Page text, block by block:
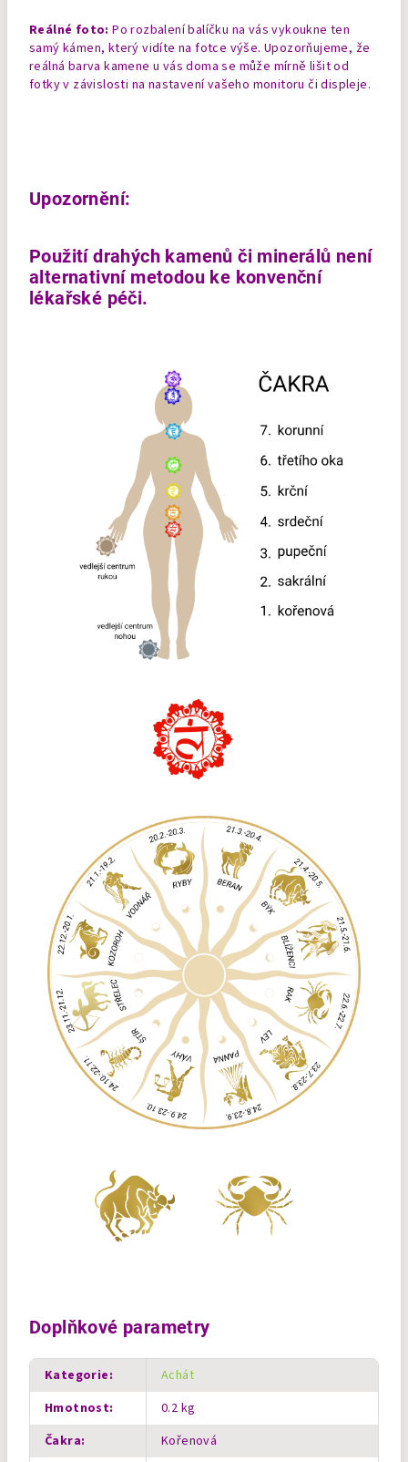
Reálné foto: Po rozbalení balíčku na vás vykoukne ten
samý kámen, který vidíte na fotce výše. Upozorňujeme, že
reálná barva kamene u vás doma se může mírně lišit od
fotky v závislosti na nastavení vašeho monitoru či displeje.
Upozornění:
Použití drahých kamenů či minerálů není
alternativní metodou ke konvenční
lékařské péči.
Doplňkové parametry
Kategorie:
Achát
Hmotnost:
0.2 kg
Čakra: Kořenová